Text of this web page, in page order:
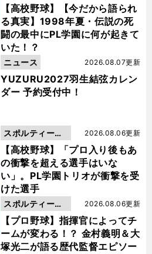
【高校野球】【今だから語られ
る真実】1998年夏・伝説の死
闘の最中にPL学園に何が起きて
いた！？
動画
YUZURU2027羽生結弦カレン
ダー 予約受付中！
2026.08.07更新
ニュース
【高校野球】「プロ入り後もあ
の衝撃を超える選手はいな
い」。PL学園トリオが衝撃を受
けた選手
2026.08.06更新
スポルティーバ
動画
【プロ野球】指揮官によってチ
ームが変わる！？ 金村義明＆大
塚光二が語る歴代監督エピソー
2026.08.06更新
スポルティーバ
動画